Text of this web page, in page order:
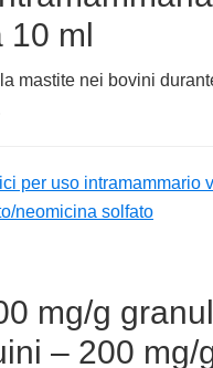
10 ml
mastite nei bovini
per uso intramammario
neomicina solfato
mg/g
– 200